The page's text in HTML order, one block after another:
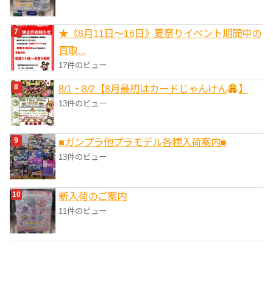
★《8月11日～16日》夏祭りイベント期間中の
買取...
17件のビュー
8/1・8/2【8月最初はカードじゃんけん 】
13件のビュー
■ガンプラ他プラモデル各種入荷案内■
13件のビュー
新入荷のご案内
11件のビュー